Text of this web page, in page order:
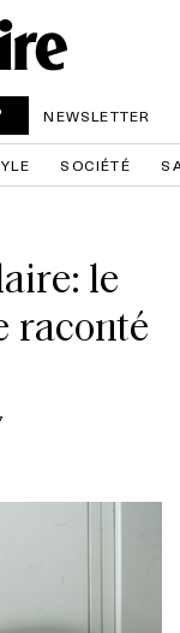
NEWSLETTER
SOCIÉTÉ
le
raconté